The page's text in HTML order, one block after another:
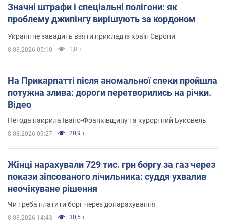
Значні штрафи і спеціальні полігони: як
проблему джипінгу вирішують за кордоном
Україні не завадить взяти приклад із країн Європи
8.08.2026 05:10 1,8 т.
На Прикарпатті після аномальної спеки пройшла
потужна злива: дороги перетворились на річки.
Відео
Негода накрила Івано-Франківщину та курортний Буковель
8.08.2026 09:27 20,9 т.
Жінці нарахували 729 тис. грн боргу за газ через
покази зіпсованого лічильника: суддя ухвалив
неочікуване рішення
Чи треба платити борг через донарахування
8.08.2026 14:43 30,5 т.